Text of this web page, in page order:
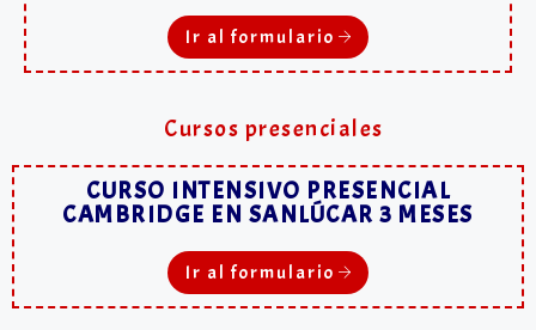
Ir al formulario
Cursos presenciales
CURSO INTENSIVO PRESENCIAL
CAMBRIDGE EN SANLÚCAR 3 MESES
Ir al formulario